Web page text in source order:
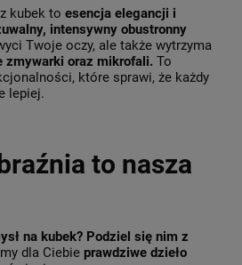
kubek to esencja elegancji i
intensywny obustronny
Twoje oczy, ale także wytrzyma
zmywarki oraz mikrofali. To
które sprawi, że każdy
lepiej.
to nasza
na kubek? Podziel się nim z
dla Ciebie prawdziwe dzieło